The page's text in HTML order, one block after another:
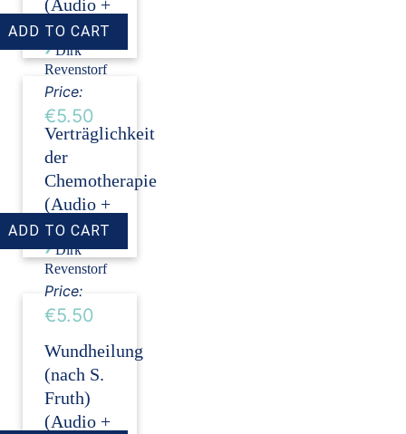
(Audio +
Transkript)
› Dirk
Revenstorf
Price:
€5.50
Verträglichkeit
der
Chemotherapie
(Audio +
Transkript)
› Dirk
Revenstorf
Price:
€5.50
Wundheilung
(nach S.
Fruth)
(Audio +